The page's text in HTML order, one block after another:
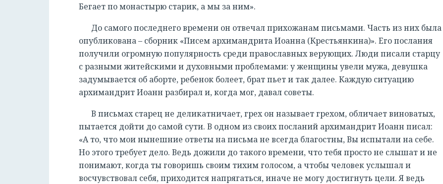
Бегает по монастырю старик, а мы за ним».
До самого последнего времени он отвечал прихожанам письмами. Часть из них была
опубликована – сборник «Писем архимандрита Иоанна (Крестьянкина)». Его послания
получили огромную популярность среди православных верующих. Люди писали старцу
с разными житейскими и духовными проблемами: у женщины увели мужа, девушка
задумывается об аборте, ребенок болеет, брат пьет и так далее. Каждую ситуацию
архимандрит Иоанн разбирал и, когда мог, давал советы.
В письмах старец не деликатничает, грех он называет грехом, обличает виноватых,
пытается дойти до самой сути. В одном из своих посланий архимандрит Иоанн писал:
«А то, что мои нынешние ответы на письма не всегда благостны, Вы испытали на себе.
Но этого требует дело. Ведь дожили до такого времени, что тебя просто не слышат и не
понимают, когда ты говоришь своим тихим голосом, а чтобы человек услышал и
восчувствовал себя, приходится напрягаться, иначе не могу достигнуть цели. Я ведь
РЕГИСТРАЦИЯ